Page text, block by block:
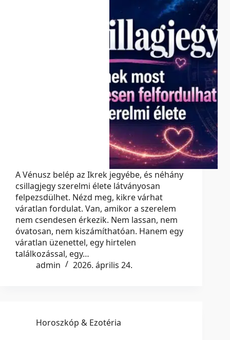
A Vénusz belép az Ikrek jegyébe, és néhány
csillagjegy szerelmi élete látványosan
felpezsdülhet. Nézd meg, kikre várhat
váratlan fordulat. Van, amikor a szerelem
nem csendesen érkezik. Nem lassan, nem
óvatosan, nem kiszámíthatóan. Hanem egy
váratlan üzenettel, egy hirtelen
találkozással, egy…
admin
2026. április 24.
Horoszkóp & Ezotéria